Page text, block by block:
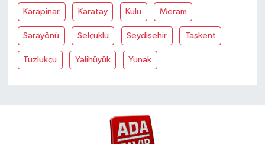
Karapinar Karatay Kulu Meram
Sarayönü Selçuklu Seydişehir Taşkent
Tuzlukçu Yalihüyük Yunak